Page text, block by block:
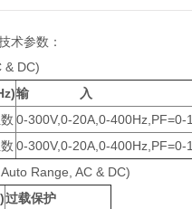
术参数：
& DC)
输 入
0-300V,0-20A,0-400Hz,PF=0-1
0-300V,0-20A,0-400Hz,PF=0-1
Range, AC & DC)
过载保护